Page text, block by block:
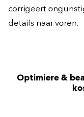
corrigeert
details naar voren.
Optimiere &